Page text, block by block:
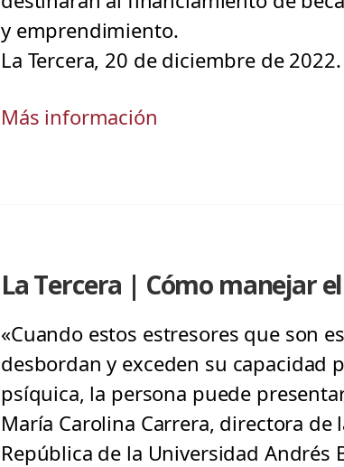
y emprendimiento.
La Tercera, 20 de diciembre de 2022.
Más información
La Tercera | Cómo manejar
«Cuando estos estresores que son
desbordan y exceden su capacidad
psíquica, la persona puede
María Carolina Carrera, directora de
República de la Universidad Andrés